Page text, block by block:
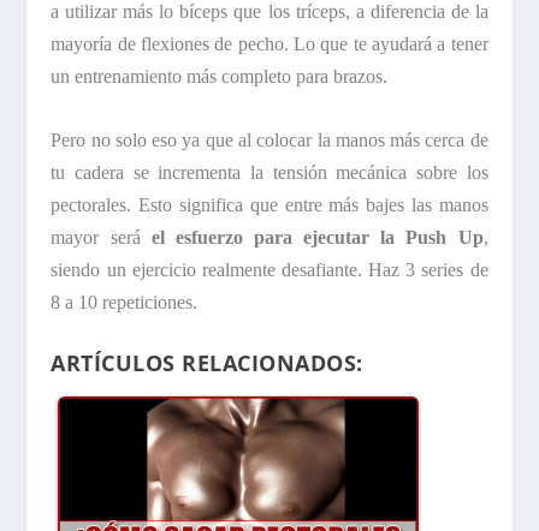
a utilizar más lo bíceps que los tríceps, a diferencia de la
mayoría de flexiones de pecho. Lo que te ayudará a tener
un entrenamiento más completo para brazos.
Pero no solo eso ya que al colocar la manos más cerca de
tu cadera se incrementa la tensión mecánica sobre los
pectorales. Esto significa que entre más bajes las manos
mayor será el esfuerzo para ejecutar la Push Up,
siendo un ejercicio realmente desafiante. Haz 3 series de
8 a 10 repeticiones.
ARTÍCULOS RELACIONADOS: